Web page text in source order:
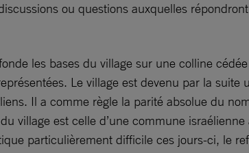
ou questions auxquelles
les bases du village sur une colline
Le village est devenu par la suite
Il a comme règle la parité absolue du
village est celle d’une commune israélienne
particulièrement difficile ces jours-ci, le